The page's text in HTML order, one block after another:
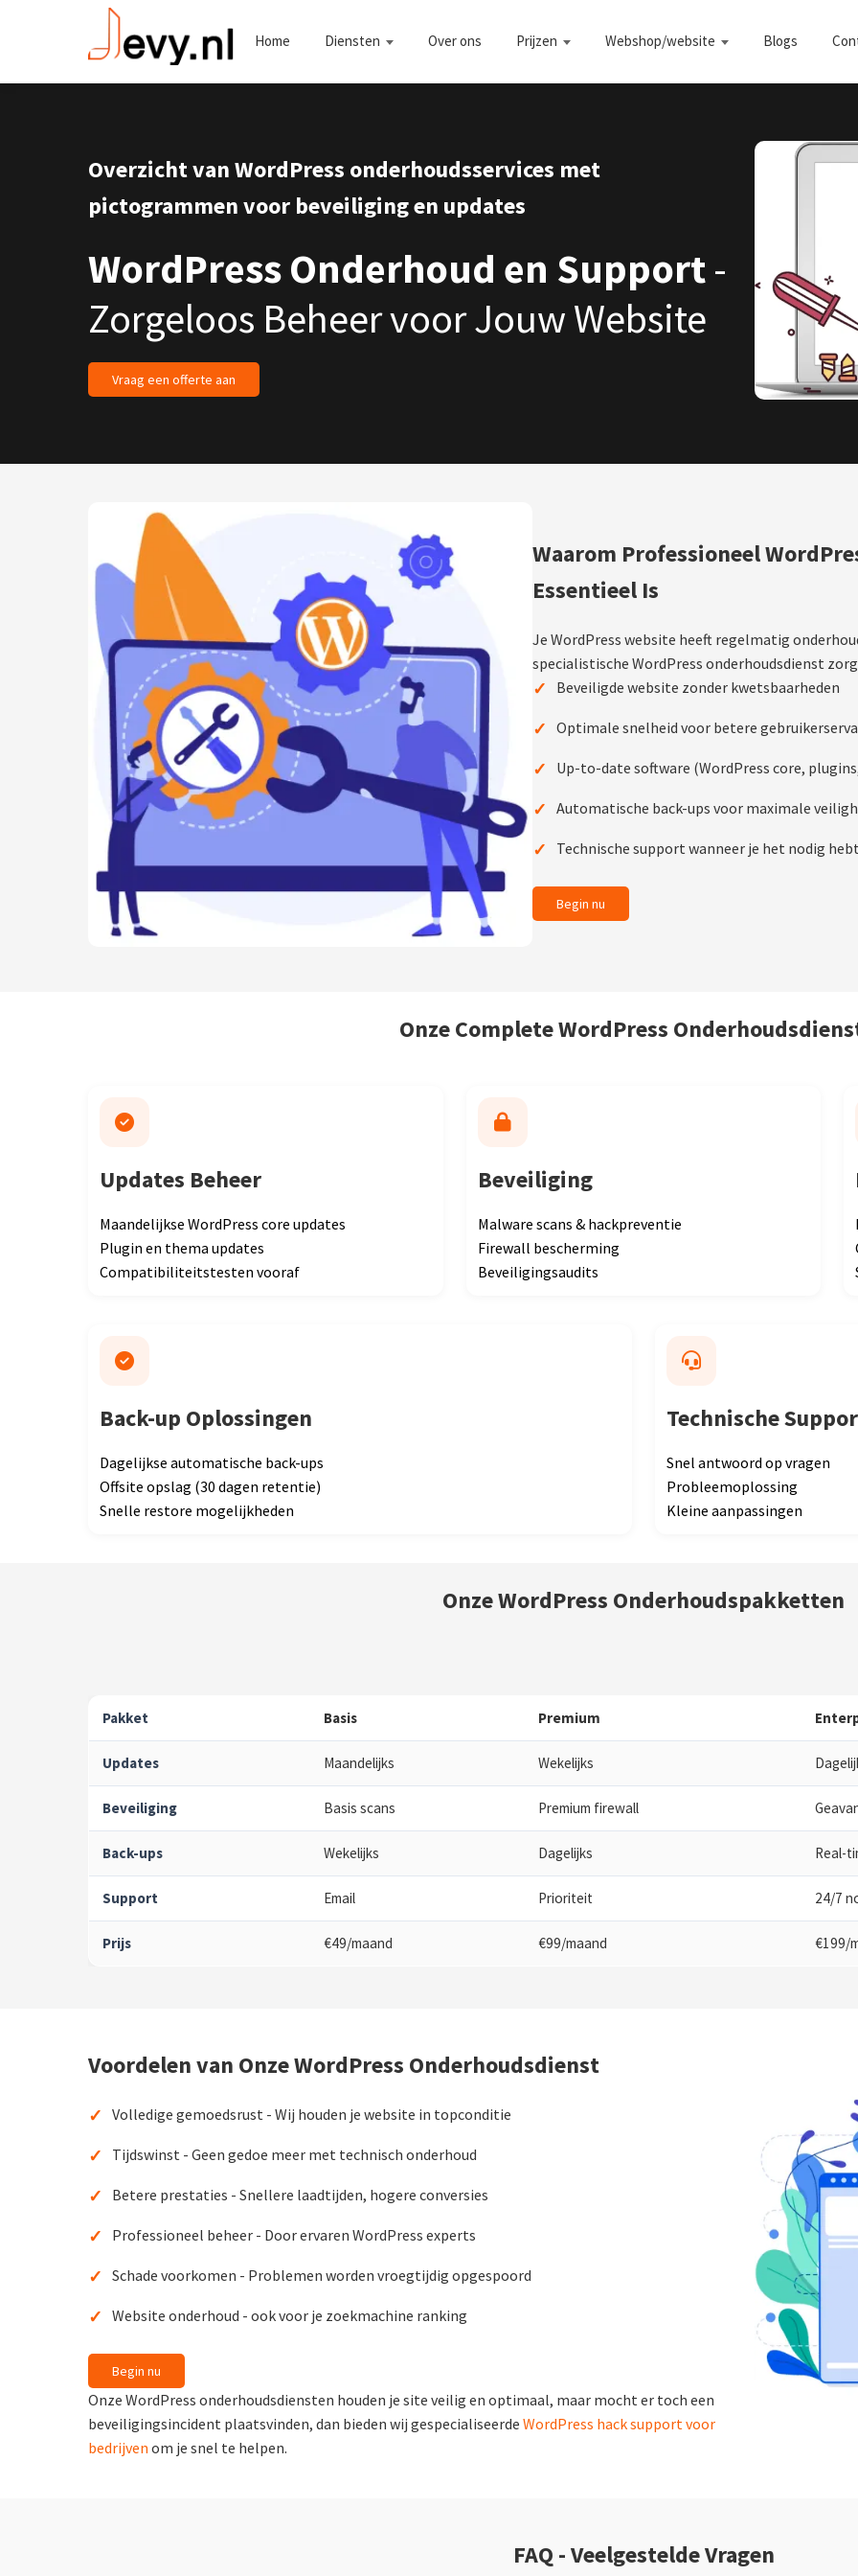
Home Diensten Over ons Prijzen Webshop/website Blogs
Overzicht van WordPress onderhoudsservices met
pictogrammen voor beveiliging en updates
WordPress Onderhoud en Support-
Zorgeloos Beheer voor Jouw Website
Vraag een offerte aan
Waarom Professioneel
Essentieel Is
Je WordPress website heeft regelmatig
specialistische WordPress onderhoudsdienst
✓ Beveiligde website zonder kwetsbaarheden
✓ Optimale snelheid voor betere
✓ Up-to-date software (WordPress core,
✓ Automatische back-ups voor maximale
✓ Technische support wanneer je het nodig
Begin nu
Onze Complete WordPress
Updates Beheer
Maandelijkse WordPress core updates
Plugin en thema updates
Compatibiliteitstesten vooraf
Beveiliging
Malware scans & hackpreventie
Firewall bescherming
Beveiligingsaudits
Back-up Oplossingen
Dagelijkse automatische back-ups
Offsite opslag (30 dagen retentie)
Snelle restore mogelijkheden
Technische
Snel antwoord op vragen
Probleemoplossing
Kleine aanpassingen
Onze WordPress Onderhoudspakketten
Pakket Basis Premium
Updates Maandelijks Wekelijks
Beveiliging Basis scans Premium firewall
Back-ups Wekelijks Dagelijks Real-
Support Email Prioriteit 24/7
Prijs €49/maand €99/maand €199/
Voordelen van Onze WordPress Onderhoudsdienst
✓ Volledige gemoedsrust - Wij houden je website in topconditie
✓ Tijdswinst - Geen gedoe meer met technisch onderhoud
✓ Betere prestaties - Snellere laadtijden, hogere conversies
✓ Professioneel beheer - Door ervaren WordPress experts
✓ Schade voorkomen - Problemen worden vroegtijdig opgespoord
✓ Website onderhoud - ook voor je zoekmachine ranking
Begin nu
Onze WordPress onderhoudsdiensten houden je site veilig en optimaal, maar mocht er toch een
beveiligingsincident plaatsvinden, dan bieden wij gespecialiseerde WordPress hack support voor
bedrijven om je snel te helpen.
FAQ - Veelgestelde Vragen